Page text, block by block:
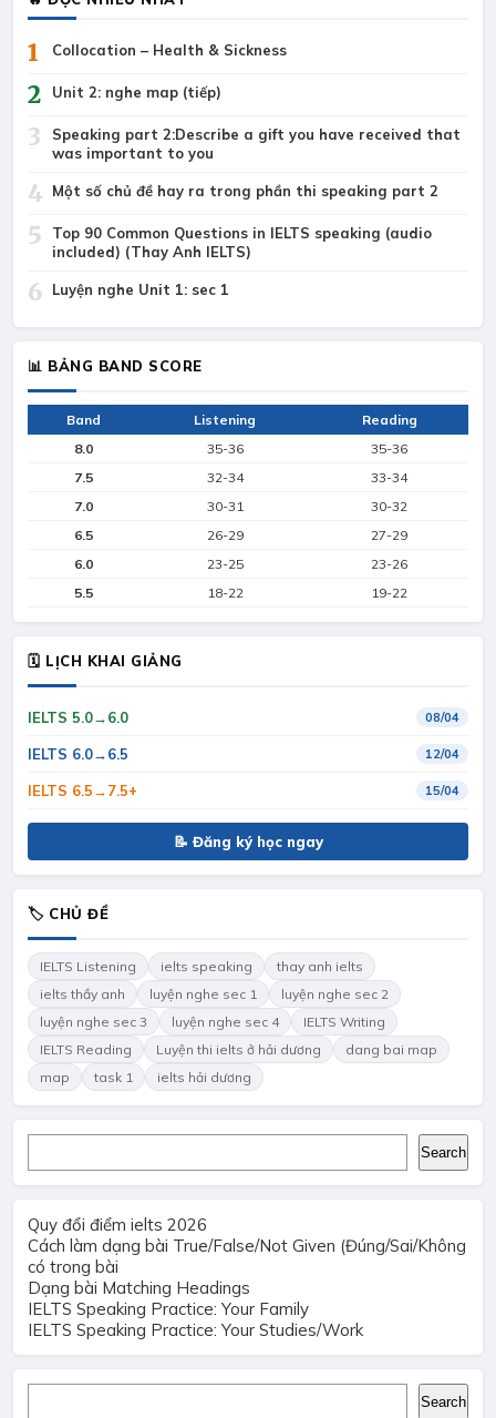
1 Collocation – Health & Sickness
2 Unit 2: nghe map (tiếp)
3
Speaking part 2:Describe a gift you have received that
was important to you
4 Một số chủ đề hay ra trong phần thi speaking part 2
5
Top 90 Common Questions in IELTS speaking (audio
included) (Thay Anh IELTS)
6 Luyện nghe Unit 1: sec 1
📊 BẢNG BAND SCORE
Band Listening
Reading
8.0
35-36
35-36
7.5
32-34
33-34
7.0
30-31
30-32
6.5
26-29
27-29
6.0
23-25
23-26
5.5
18-22 19-22
🗓 LỊCH KHAI GIẢNG
IELTS 5.0→6.0 08/04
IELTS 6.0→6.5 12/04
IELTS 6.5→7.5+ 15/04
📝 Đăng ký học ngay
🏷 CHỦ ĐỀ
IELTS Listening ielts speaking
thay anh ielts
ielts thầy anh
luyện nghe sec 1
luyện nghe sec 2
luyện nghe sec 3
luyện nghe sec 4
IELTS Writing
IELTS Reading
Luyện thi ielts ở hải dương
dang bai map
map
task 1 ielts hải dương
Search
Quy đổi điểm ielts 2026
Cách làm dạng bài True/False/Not Given (Đúng/Sai/Không
có trong bài
Dạng bài Matching Headings
IELTS Speaking Practice: Your Family
IELTS Speaking Practice: Your Studies/Work
Search